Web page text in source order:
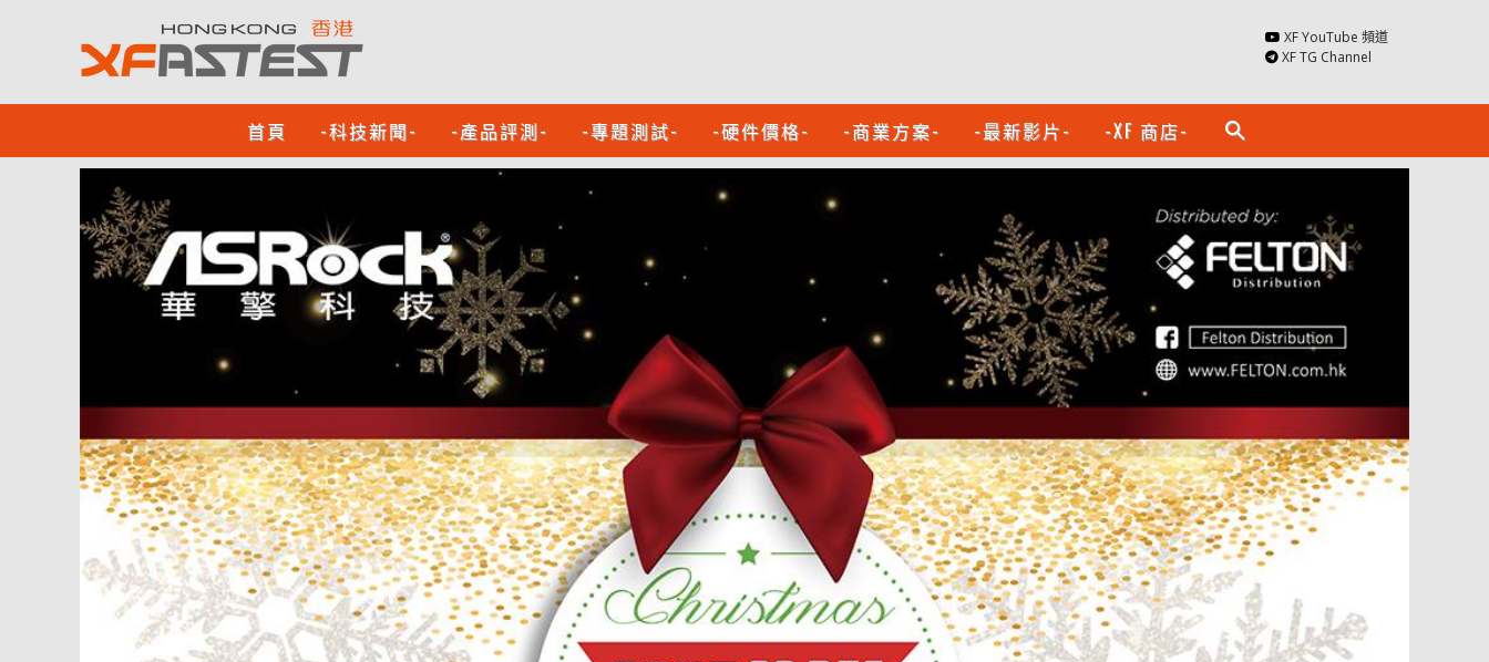
XF YouTube 頻道
XF TG Channel
首頁 -科技新聞- -產品評測- -專題測試- -硬件價格- -商業方案- -最新影片- -XF 商店- search